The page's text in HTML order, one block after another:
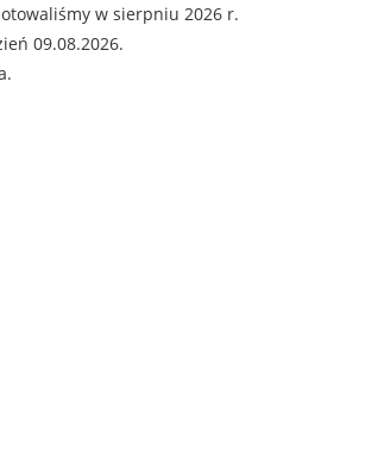
w sierpniu 2026 r.
09.08.2026.